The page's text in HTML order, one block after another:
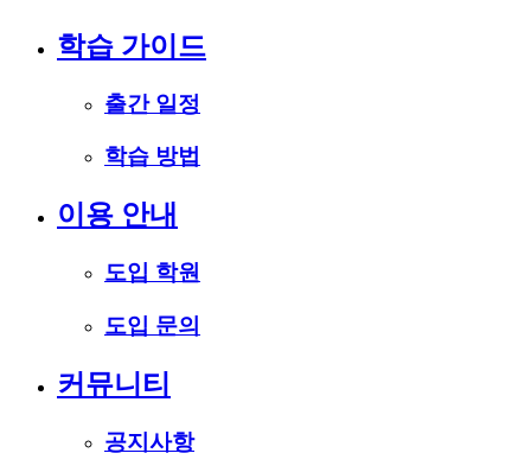
학습 가이드
출간 일정
학습 방법
이용 안내
도입 학원
도입 문의
커뮤니티
공지사항